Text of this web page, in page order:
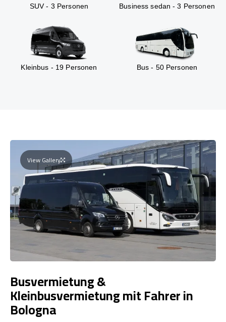
SUV - 3 Personen Business sedan - 3 Personen
Kleinbus - 19 Personen Bus - 50 Personen
View Gallery
Busvermietung &
Kleinbusvermietung mit Fahrer in
Bologna